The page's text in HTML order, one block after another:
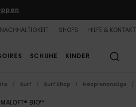
NACHHALTIGKEIT SHOPS HILFE & KONTAKT
SCHUHE KINDER
Surf Surf Shop Neoprenanzüge
BIO™